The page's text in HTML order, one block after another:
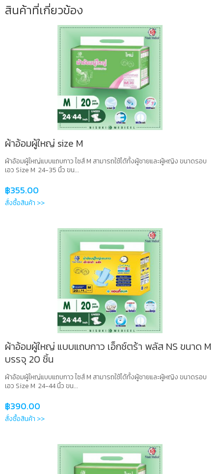
สินค้าที่เกี่ยวข้อง
ผ้าอ้อมผู้ใหญ่ size M
ผ้าอ้อมผู้ใหญ่แบบแถบกาว ไซส์ M สามารถใช้ได้ทั้งผู้ชายและผู้หญิง ขนาดรอบ
เอว Size M 24-35 นิ้ว ขน...
฿355.00
สั่งซื้อสินค้า >>
ผ้าอ้อมผู้ใหญ่ แบบแถบกาว เอ็กซ์ตร้า พลัส NS ขนาด M
บรรจุ 20 ชิ้น
ผ้าอ้อมผู้ใหญ่แบบแถบกาว ไซส์ M สามารถใช้ได้ทั้งผู้ชายและผู้หญิง ขนาดรอบ
เอว Size M 24-44 นิ้ว ขน...
฿390.00
สั่งซื้อสินค้า >>